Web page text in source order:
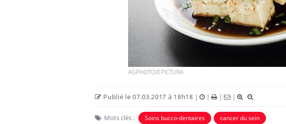
AGPHOTO/EPICTURA
Publié le 07.03.2017 à 18h18 | | | |
Mots clés : Soins bucco-dentaires cancer du sein
quels